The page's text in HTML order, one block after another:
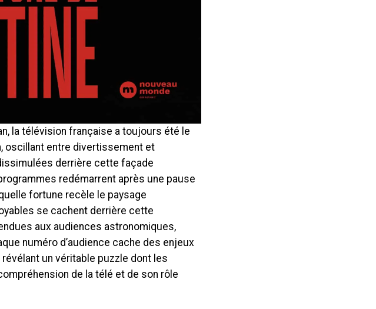
la télévision française a toujours été le
oscillant entre divertissement et
derrière cette façade
redémarrent après une pause
fortune recèle le paysage
se cachent derrière cette
aux audiences astronomiques,
numéro d’audience cache des enjeux
un véritable puzzle dont les
de la télé et de son rôle